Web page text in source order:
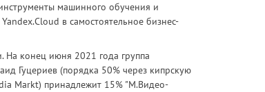
машинного обучения и
в самостоятельное бизнес-
конец июня 2021 года группа
Гуцериев (порядка 50% через кипрскую
Markt) принадлежит 15% "М.Видео-